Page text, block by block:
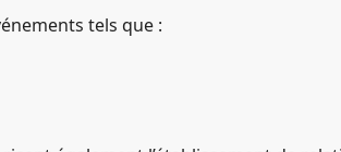
tels que :